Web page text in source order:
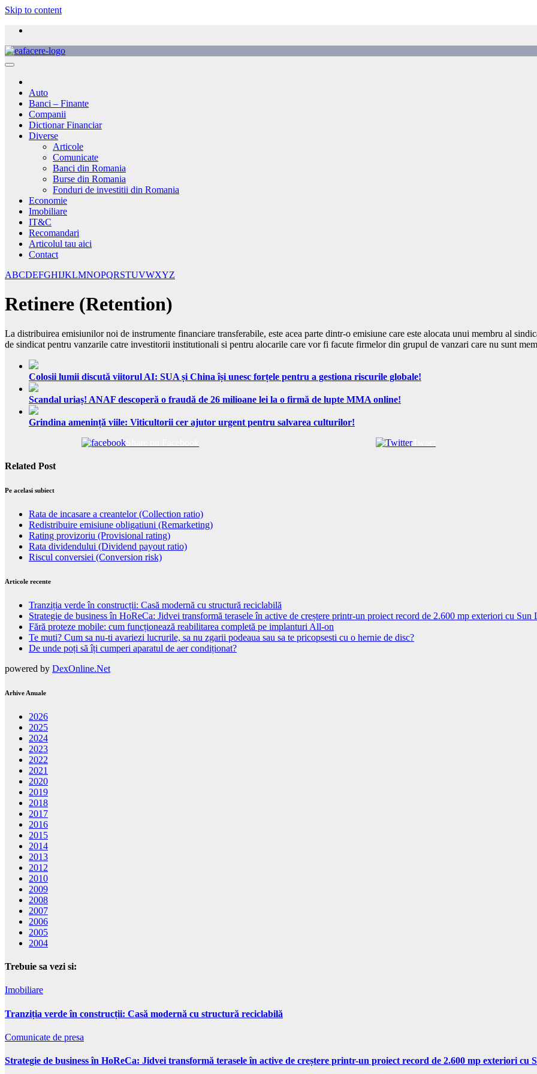
Skip to content
Auto
Banci – Finante
Companii
Dictionar Financiar
Diverse
Articole
Comunicate
Banci din Romania
Burse din Romania
Fonduri de investitii din Romania
Economie
Imobiliare
IT&C
Recomandari
Articolul tau aici
Contact
ABCDEFGHIJKLMNOPQRSTUVWXYZ
Retinere (Retention)
La distribuirea emisiunilor noi de instrumente financiare transferabile, este acea parte dintr-o emisiune care este alocata unui membru al
de sindicat pentru vanzarile catre investitorii institutionali si pentru alocarile care vor fi facute firmelor din grupul de vanzari care nu sunt
Colosii lumii discută viitorul AI: SUA și China își unesc forțele pentru a gestiona riscurile globale!
Scandal uriaș! ANAF descoperă o fraudă de 26 milioane lei la o firmă de lupte MMA online!
Grindina amenință viile: Viticultorii cer ajutor urgent pentru salvarea culturilor!
Tweet
Related Post
Pe acelasi subiect
Rata de incasare a creantelor (Collection ratio)
Redistribuire emisiune obligatiuni (Remarketing)
Rating provizoriu (Provisional rating)
Rata dividendului (Dividend payout ratio)
Riscul conversiei (Conversion risk)
Articole recente
Tranziția verde în construcții: Casă modernă cu structură reciclabilă
Strategie de business în HoReCa: Jidvei transformă terasele în active de creștere printr-un proiect record de 2.600 mp exteriori cu Sun
Fără proteze mobile: cum funcționează reabilitarea completă pe implanturi All-on
Te muti? Cum sa nu-ti avariezi lucrurile, sa nu zgarii podeaua sau sa te pricopsesti cu o hernie de disc?
De unde poți să îți cumperi aparatul de aer condiționat?
powered by DexOnline.Net
Arhive Anuale
2026
2025
2024
2023
2022
2021
2020
2019
2018
2017
2016
2015
2014
2013
2012
2010
2009
2008
2007
2006
2005
2004
Trebuie sa vezi si:
Imobiliare
Tranziția verde în construcții: Casă modernă cu structură reciclabilă
Comunicate de presa
Strategie de business în HoReCa: Jidvei transformă terasele în active de creștere printr-un proiect record de 2.600 mp exteriori cu